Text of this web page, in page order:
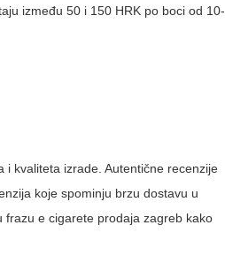
između 50 i 150 HRK po boci od 10-
kvaliteta izrade. Autentične recenzije
koje spominju brzu dostavu u
frazue cigarete prodaja zagreb kako